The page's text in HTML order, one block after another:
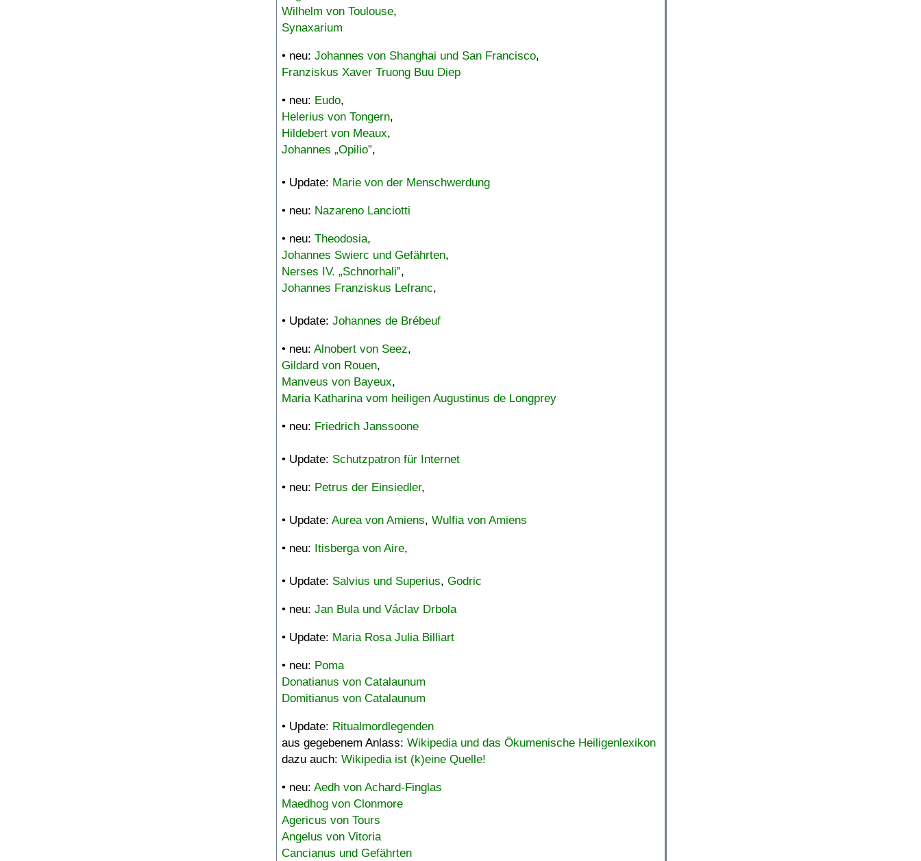
Wilhelm von Toulouse,
Synaxarium
• neu: Johannes von Shanghai und San Francisco,
Franziskus Xaver Truong Buu Diep
• neu: Eudo,
Helerius von Tongern,
Hildebert von Meaux,
Johannes „Opilio”,
• Update: Marie von der Menschwerdung
• neu: Nazareno Lanciotti
• neu: Theodosia,
Johannes Swierc und Gefährten,
Nerses IV. „Schnorhali”,
Johannes Franziskus Lefranc,
• Update: Johannes de Brébeuf
• neu: Alnobert von Seez,
Gildard von Rouen,
Manveus von Bayeux,
Maria Katharina vom heiligen Augustinus de Longprey
• neu: Friedrich Janssoone
• Update: Schutzpatron für Internet
• neu: Petrus der Einsiedler,
• Update: Aurea von Amiens, Wulfia von Amiens
• neu: Itisberga von Aire,
• Update: Salvius und Superius, Godric
• neu: Jan Bula und Václav Drbola
• Update: Maria Rosa Julia Billiart
• neu: Poma
Donatianus von Catalaunum
Domitianus von Catalaunum
• Update: Ritualmordlegenden
aus gegebenem Anlass: Wikipedia und das Ökumenische Heiligenlexikon
dazu auch: Wikipedia ist (k)eine Quelle!
• neu: Aedh von Achard-Finglas
Maedhog von Clonmore
Agericus von Tours
Angelus von Vitoria
Cancianus und Gefährten